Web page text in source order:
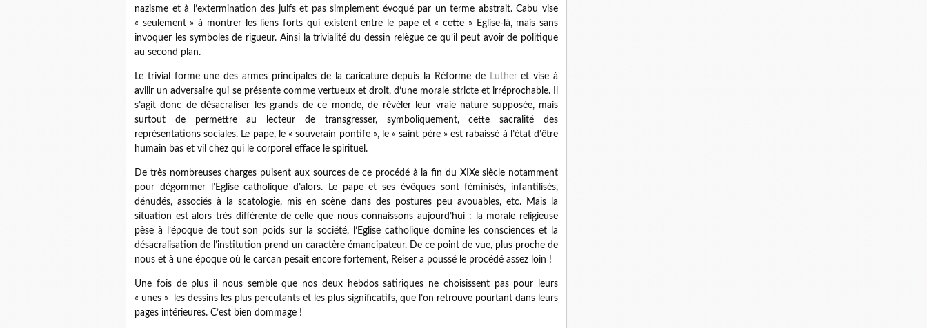
nazisme et à l’extermination des juifs et pas simplement évoqué par un terme abstrait.Cabu vise
« seulement » à montrer les liens forts qui existent entre le pape et « cette » Eglise-là, mais sans
invoquer les symboles de rigueur. Ainsi la trivialité du dessin relègue ce qu’il peut avoir de politique
au second plan.
Le trivial forme une des armes principales de la caricature depuis la Réforme de Lutheret vise à
avilir un adversaire qui se présente comme vertueux et droit, d’une morale stricte et irréprochable. Il
s’agit donc de désacraliser les grands de ce monde, de révéler leur vraie nature supposée, mais
surtout de permettre au lecteur de transgresser, symboliquement, cette sacralité des
représentations sociales. Le pape, le « souverain pontife », le « saint père » est rabaissé à l’état d’être
humain bas et vil chez qui le corporel efface le spirituel.
De très nombreuses charges puisent aux sources de ce procédé à la fin du XIXe siècle notamment
pour dégommer l’Eglise catholique d’alors. Le pape et ses évêques sont féminisés, infantilisés,
dénudés, associés à la scatologie, mis en scène dans des postures peu avouables, etc. Mais la
situation est alors très différente de celle que nous connaissons aujourd’hui : la morale religieuse
pèse à l’époque de tout son poids sur la société, l’Eglise catholique domine les consciences et la
désacralisation de l’institution prend un caractère émancipateur. De ce point de vue, plus proche de
nous et à une époque où le carcan pesait encore fortement, Reiser a poussé le procédé assez loin !
Une fois de plus il nous semble que nos deux hebdos satiriques ne choisissent pas pour leurs
« unes »
les dessins les plus percutants et les plus significatifs, que l’on retrouve pourtant dans leurs
pages intérieures. C’est bien dommage !